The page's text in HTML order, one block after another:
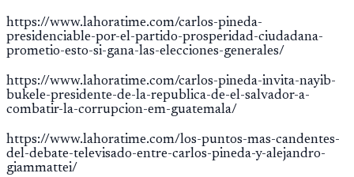
https://www.lahoratime.com/carlos-pineda-
presidenciable-por-el-partido-prosperidad-ciudadana-
prometio-esto-si-gana-las-elecciones-generales/
https://www.lahoratime.com/carlos-pineda-invita-nayib-
bukele-presidente-de-la-republica-de-el-salvador-a-
combatir-la-corrupcion-em-guatemala/
https://www.lahoratime.com/los-puntos-mas-candentes-
del-debate-televisado-entre-carlos-pineda-y-alejandro-
giammattei/